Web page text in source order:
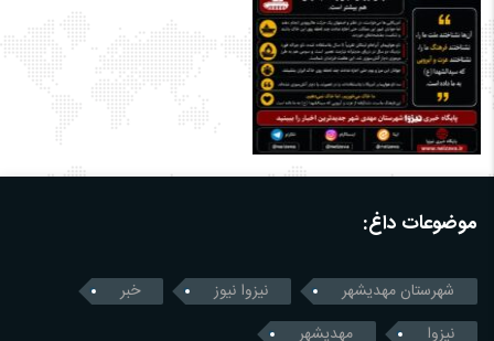
موضوعات داغ:
شهرستان مهدیشهر نیزوا نیوز
خبر
نیزوا
مهدیشهر